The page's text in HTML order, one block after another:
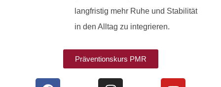
langfristig mehr Ruhe und Stabilität
in den Alltag zu integrieren.
Präventionskurs PMR